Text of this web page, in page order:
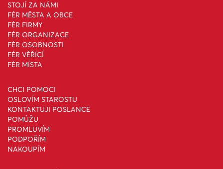
STOJÍ ZA NÁMI
FÉR MĚSTA A OBCE
FÉR FIRMY
FÉR ORGANIZACE
FÉR OSOBNOSTI
FÉR VĚŘÍCÍ
FÉR MÍSTA
CHCI POMOCI
OSLOVÍM STAROSTU
KONTAKTUJI POSLANCE
POMŮŽU
PROMLUVÍM
PODPOŘÍM
NAKOUPÍM